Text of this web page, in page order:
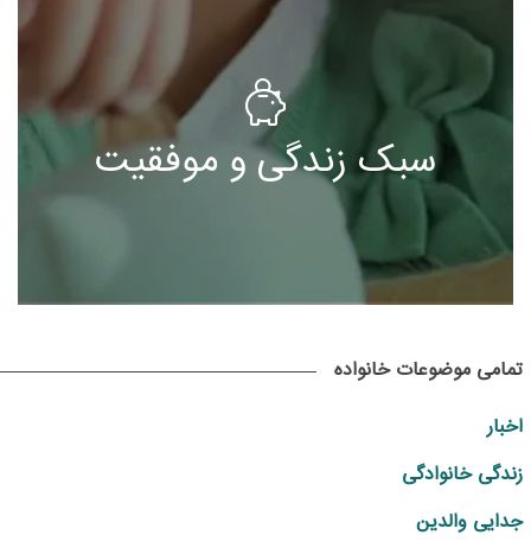
سبک زندگی و موفقیت
تمامی موضوعات خانواده
اخبار
زندگی خانوادگی
جدایی والدین